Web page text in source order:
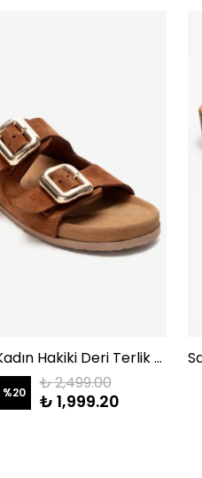
Lusino Kadın Hakiki Deri Terlik Taba Süet
%20 ₺ 2,499.00
₺ 1,999.20